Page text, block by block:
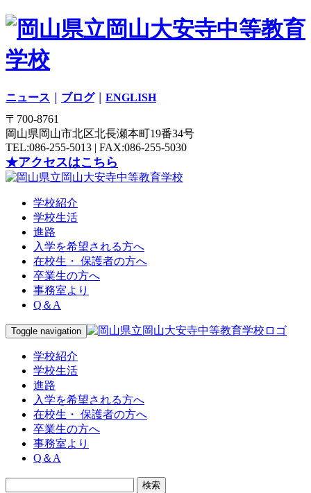
ニュース ブログ｜ ENGLISH
〒700-8761
岡山県岡山市北区北長瀬本町19番34号
TEL:086-255-5013 | FAX:086-255-5030
★アクセスはこちら
学校紹介
学校生活
進路
入学を希望される方へ
在校生・ 保護者の方へ
卒業生の方へ
事務室より
Q＆A
Toggle navigation
学校紹介
学校生活
進路
入学を希望される方へ
在校生・ 保護者の方へ
卒業生の方へ
事務室より
Q＆A